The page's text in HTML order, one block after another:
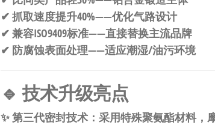
✔ ​ ​抓取速度提升40%​​——优化气路设计
✔ ​ ​兼容ISO9409标准​​——直接替换主流品牌
✔ ​ ​防腐蚀表面处理​​——适应潮湿/油污环境
​🔹 技术升级亮点​
✨ ​​第三代密封技术​ ：采用特殊聚氨酯材料，